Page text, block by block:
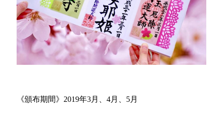
《頒布期間》2019年3月、4月、5月